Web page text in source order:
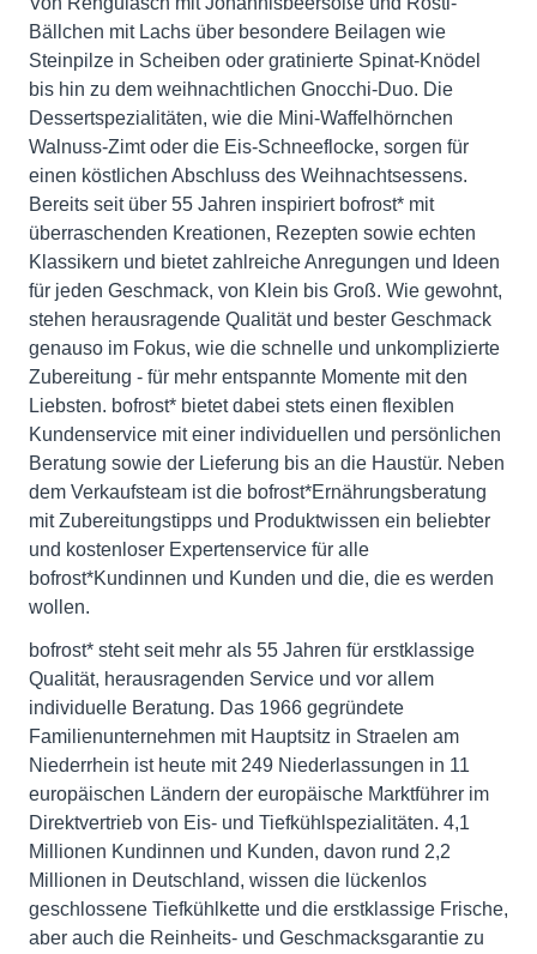
Bällchen mit Lachs über besondere Beilagen wie
Steinpilze in Scheiben oder gratinierte Spinat-Knödel
bis hin zu dem weihnachtlichen Gnocchi-Duo. Die
Dessertspezialitäten, wie die Mini-Waffelhörnchen
Walnuss-Zimt oder die Eis-Schneeflocke, sorgen für
einen köstlichen Abschluss des Weihnachtsessens.
Bereits seit über 55 Jahren inspiriert bofrost* mit
überraschenden Kreationen, Rezepten sowie echten
Klassikern und bietet zahlreiche Anregungen und Ideen
für jeden Geschmack, von Klein bis Groß. Wie gewohnt,
stehen herausragende Qualität und bester Geschmack
genauso im Fokus, wie die schnelle und unkomplizierte
Zubereitung - für mehr entspannte Momente mit den
Liebsten. bofrost* bietet dabei stets einen flexiblen
Kundenservice mit einer individuellen und persönlichen
Beratung sowie der Lieferung bis an die Haustür. Neben
dem Verkaufsteam ist die bofrost*Ernährungsberatung
mit Zubereitungstipps und Produktwissen ein beliebter
und kostenloser Expertenservice für alle
bofrost*Kundinnen und Kunden und die, die es werden
wollen.
bofrost* steht seit mehr als 55 Jahren für erstklassige
Qualität, herausragenden Service und vor allem
individuelle Beratung. Das 1966 gegründete
Familienunternehmen mit Hauptsitz in Straelen am
Niederrhein ist heute mit 249 Niederlassungen in 11
europäischen Ländern der europäische Marktführer im
Direktvertrieb von Eis- und Tiefkühlspezialitäten. 4,1
Millionen Kundinnen und Kunden, davon rund 2,2
Millionen in Deutschland, wissen die lückenlos
geschlossene Tiefkühlkette und die erstklassige Frische,
aber auch die Reinheits- und Geschmacksgarantie zu